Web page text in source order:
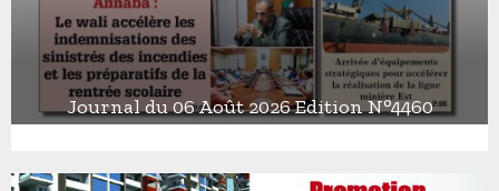
u
Journal du 06 Août 2026 Edition N°4460